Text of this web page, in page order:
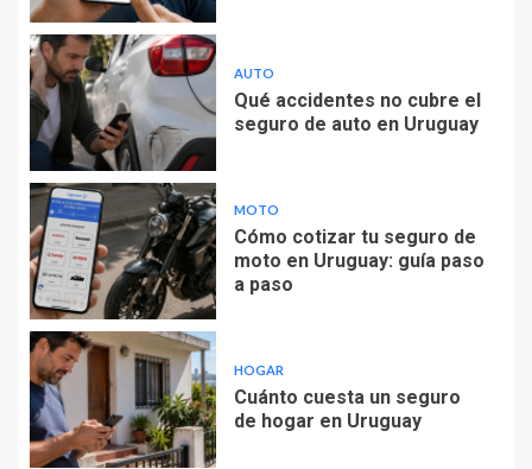
AUTO
Qué accidentes no cubre el
seguro de auto en Uruguay
MOTO
Cómo cotizar tu seguro de
moto en Uruguay: guía paso
a paso
HOGAR
Cuánto cuesta un seguro
de hogar en Uruguay